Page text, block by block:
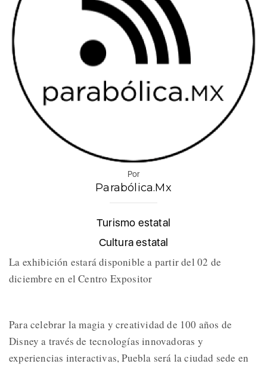
Por
Parabólica.Mx
Turismo estatal
Cultura estatal
La exhibición estará disponible a partir del 02 de
diciembre en el Centro Expositor
Para celebrar la magia y creatividad de 100 años de
Disney a través de tecnologías innovadoras y
experiencias interactivas, Puebla será la ciudad sede en